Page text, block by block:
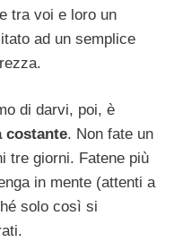
tra voi e loro un
ad un semplice
di darvi, poi, è
costante. Non fate un
tre giorni. Fatene più
in mente (attenti a
solo così si